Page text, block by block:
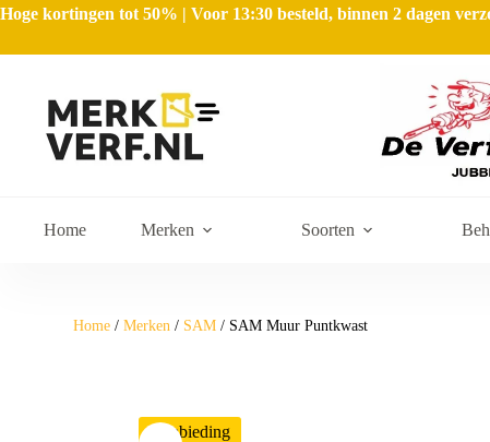
Hoge kortingen tot 50% | Voor 13:30 besteld, binnen 2 dagen
Home Merken Soorten
Home /Merken / SAM / SAM Muur Puntkwast
Aanbieding